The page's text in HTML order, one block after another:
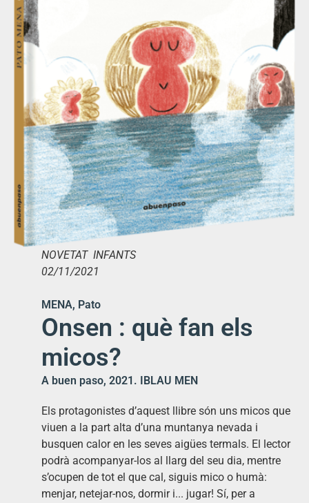
NOVETAT INFANTS
02/11/2021
MENA, Pato
Onsen : què fan els
micos?
A buen paso, 2021. IBLAU MEN
Els protagonistes d’aquest llibre són uns micos que
viuen a la part alta d’una muntanya nevada i
busquen calor en les seves aigües termals. El lector
podrà acompanyar-los al llarg del seu dia, mentre
s’ocupen de tot el que cal, siguis mico o humà:
menjar, netejar-nos, dormir i... jugar! Sí, per a